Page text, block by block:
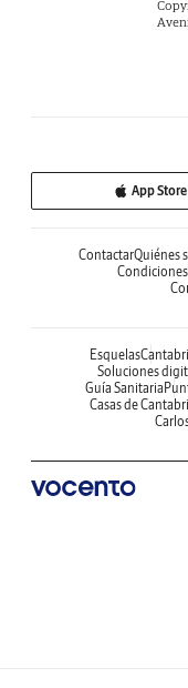
App Store
ContactarQuiénes
Esquelas
Soluciones
Guía Sanitaria
Casas de